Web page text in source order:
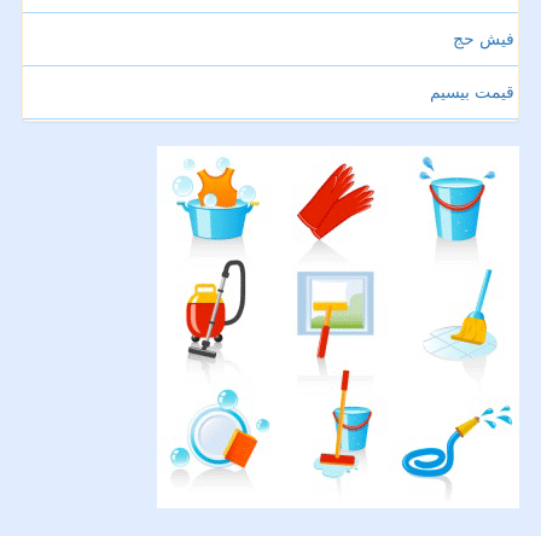
فیش حج
قیمت بیسیم